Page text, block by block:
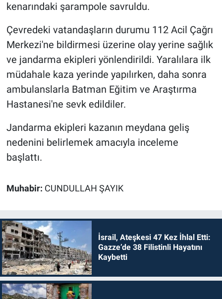
kenarındaki şarampole savruldu.
Çevredeki vatandaşların durumu 112 Acil Çağrı
Merkezi'ne bildirmesi üzerine olay yerine sağlık
ve jandarma ekipleri yönlendirildi. Yaralılara ilk
müdahale kaza yerinde yapılırken, daha sonra
ambulanslarla Batman Eğitim ve Araştırma
Hastanesi'ne sevk edildiler.
Jandarma ekipleri kazanın meydana geliş
nedenini belirlemek amacıyla inceleme
başlattı.
Muhabir: CUNDULLAH ŞAYIK
İsrail, Ateşkesi 47 Kez İhlal Etti:
Gazze’de 38 Filistinli Hayatını
Kaybetti